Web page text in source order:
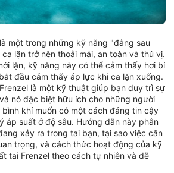
một trong những kỹ năng "đằng sau
lặn trở nên thoải mái, an toàn và thú vị.
lặn, kỹ năng này có thể cảm thấy hơi bí
đầu cảm thấy áp lực khi ca lặn xuống.
là một kỹ thuật giúp bạn duy trì sự
nó đặc biệt hữu ích cho những người
khí muốn có một cách đáng tin cậy
áp suất ở độ sâu. Hướng dẫn này phân
xảy ra trong tai bạn, tại sao việc cân
trọng, và cách thức hoạt động của kỹ
tai Frenzel theo cách tự nhiên và dễ